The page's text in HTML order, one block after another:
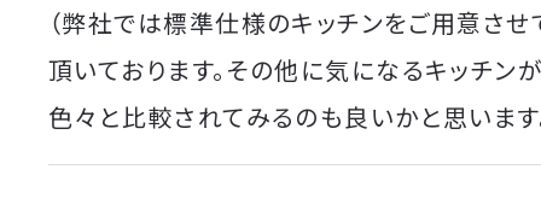
（弊社では標準仕様のキッチンをご用意させ
頂いております。その他に気になるキッチン
色々と比較されてみるのも良いかと思います